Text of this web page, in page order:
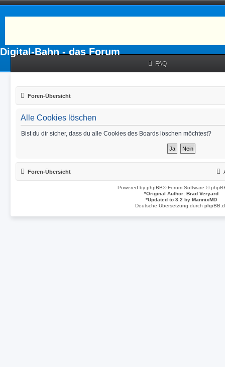
Digital-Bahn - das Forum
FAQ
Foren-Übersicht
Alle Cookies löschen
Bist du dir sicher, dass du alle Cookies des Boards löschen möchtest?
Foren-Übersicht
Powered by phpBB® Forum Software ©
*Original Author: Brad Veryard
*Updated to 3.2 by MannixMD
Deutsche Übersetzung durch